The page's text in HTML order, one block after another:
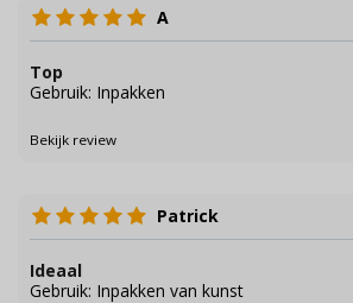
A
Top
Gebruik: Inpakken
Bekijk review
Patrick
Ideaal
Gebruik: Inpakken van kunst